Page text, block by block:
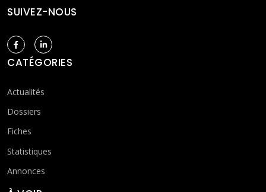
SUIVEZ-NOUS
CATÉGORIES
Actualités
Dossiers
Fiches
Statistiques
Annonces